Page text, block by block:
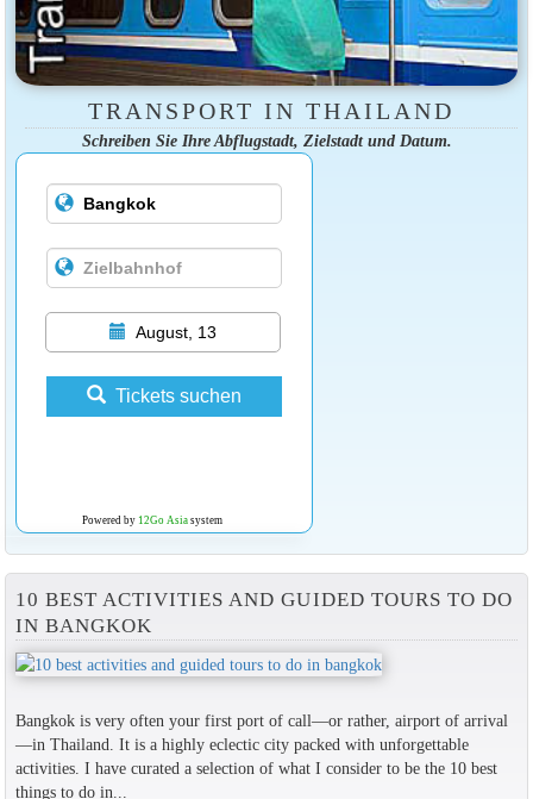
TRANSPORT IN THAILAND
Schreiben Sie Ihre Abflugstadt, Zielstadt und Datum.
August, 13
Tickets suchen
Powered by 12Go Asiasystem
10 BEST ACTIVITIES AND GUIDED TOURS TO DO
IN BANGKOK
Bangkok is very often your first port of call—or rather, airport of arrival
—in Thailand. It is a highly eclectic city packed with unforgettable
activities. I have curated a selection of what I consider to be the 10 best
things to do in...